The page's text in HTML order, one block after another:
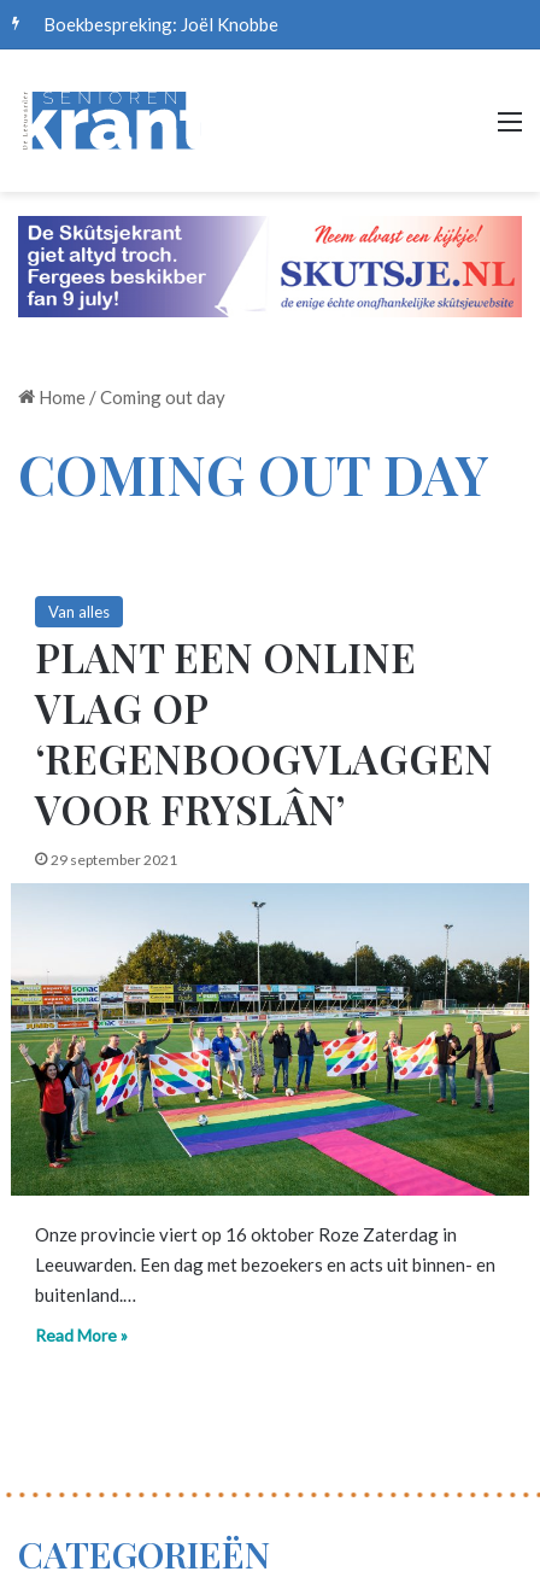
Boekbespreking: Joël Knobbe
Home /Coming out day
COMING OUT DAY
Van alles
PLANT EEN ONLINE
VLAG OP
‘REGENBOOGVLAGGEN
VOOR FRYSLÂN’
29 september 2021
Onze provincie viert op 16 oktober Roze Zaterdag in
Leeuwarden. Een dag met bezoekers en acts uit binnen- en
buitenland.…
Read More »
CATEGORIEËN